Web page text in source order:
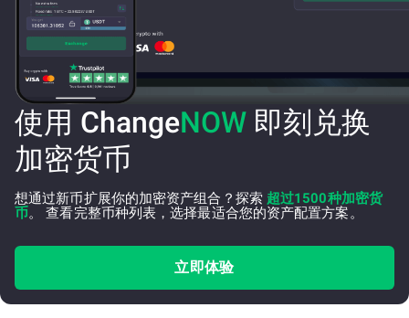
使用 ChangeNOW 即刻兑换
加密货币
想通过新币扩展你的加密资产组合？探索 超过1500种加密货
币。 查看完整币种列表，选择最适合您的资产配置方案。
立即体验